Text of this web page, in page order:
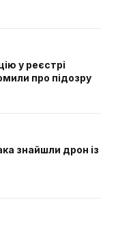
у реєстрі
про підозру
знайшли дрон із